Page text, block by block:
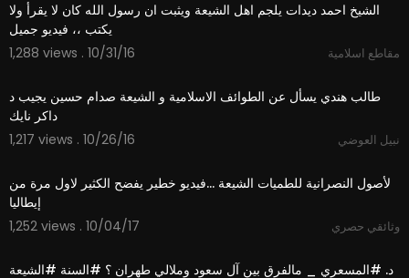
‫الشيخ احمد ديدات يلجم اهل الشيعة ويثبت ان رسول الله كان لا يقرأ ولا
1,288 views . 10/31/16
مقاطع اسلامية
‫طالب هندي يسأل عن الطوائف الاسلامية و الشيعة صدام حسين يجيب د
1,217 views . 10/26/16
نبيل العوضي
لأصول النصرانية للطميات الشيعة ...فيديو خطير يفضح الكثير لاول مرة من
إيطاليا
1,252 views . 10/04/17
وثائقي حصري